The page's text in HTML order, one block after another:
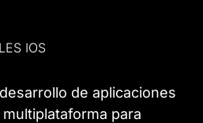
IOS
de aplicaciones
para